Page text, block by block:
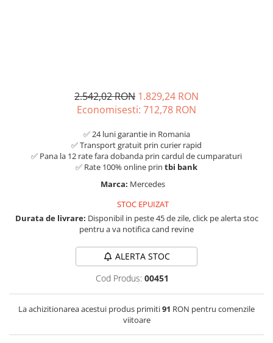
2.542,02 RON 1.829,24 RON
Economisesti: 712,78 RON
✅ 24 luni garantie in Romania
✅ Transport gratuit prin curier rapid
✅ Pana la 12 rate fara dobanda prin cardul de cumparaturi
✅ Rate 100% online prin tbi bank
Marca: Mercedes
STOC EPUIZAT
Durata de livrare: Disponibil in peste 45 de zile, click pe alerta stoc
pentru a va notifica cand revine
ALERTA STOC
Cod Produs: 00451
La achizitionarea acestui produs primiti91 RON pentru comenzile
viitoare